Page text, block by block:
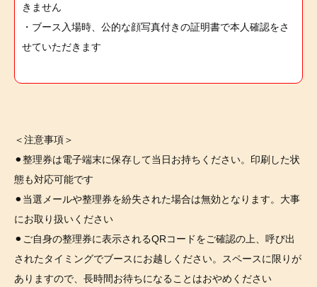
きません
・ブース入場時、公的な顔写真付きの証明書で本人確認をさ
せていただきます
＜注意事項＞
⚫︎整理券は電子端末に保存して当日お持ちください。印刷した状
態も対応可能です
⚫︎当選メールや整理券を紛失された場合は無効となります。大事
にお取り扱いください
⚫︎ご自身の整理券に表示されるQRコードをご確認の上、呼び出
されたタイミングでブースにお越しください。スペースに限りが
ありますので、長時間お待ちになることはおやめください